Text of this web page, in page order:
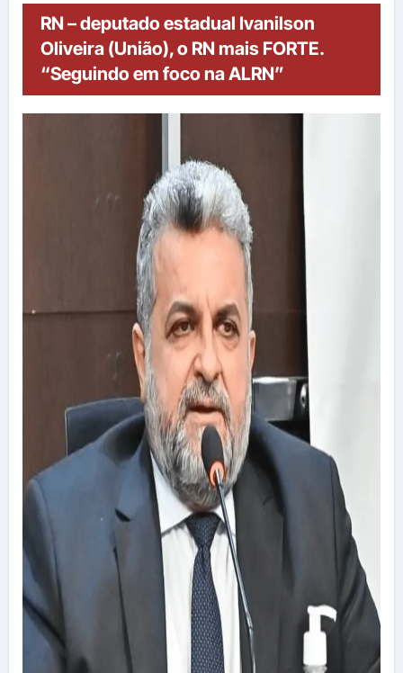
RN – deputado estadual Ivanilson
Oliveira (União), o RN mais FORTE.
“Seguindo em foco na ALRN”